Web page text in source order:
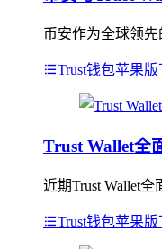
币安作为全球领
Trust钱包苹果
Trust Wallet全
近期Trust Wallet
Trust钱包苹果